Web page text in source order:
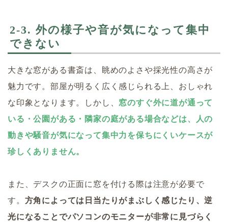
2-3. 外の様子や音が気になって集中
できない
大きな窓がある書斎は、眺めのよさや採光性の高さが
魅力です。部屋が明るく広く感じられる上、おしゃれ
な印象となります。しかし、 窓のすぐ外に道が通って
いる・公園がある・隣家の庭がある場合などは、人の
動きや騒音が気になって集中力を保ちにくいケースが
珍しくありません。
また、デスクの正面に窓を付ける際は注意が必要で
す。 方角によっては日当たりがまぶしく感じたり、逆
光になることでパソコンのモニターが非常に見づらく